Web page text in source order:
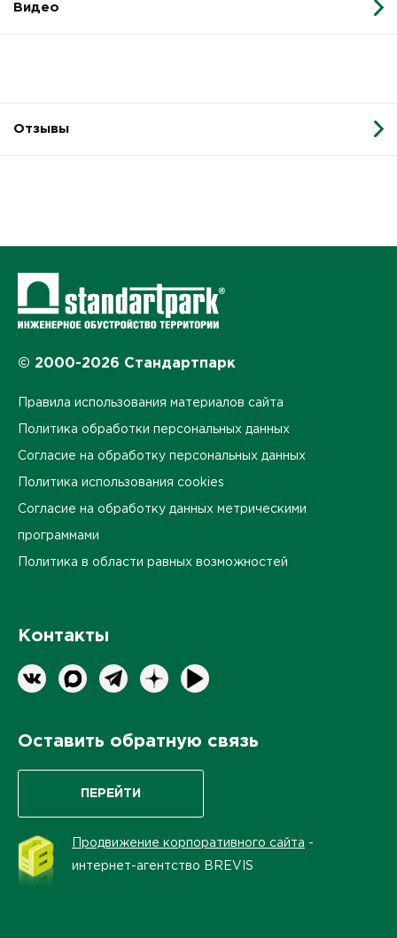
Видео
Отзывы
© 2000-2026 Стандартпарк
Правила использования материалов сайта
Политика обработки персональных данных
Согласие на обработку персональных данных
Политика использования cookies
Согласие на обработку данных метрическими
программами
Политика в области равных возможностей
Контакты
Оставить обратную связь
ПЕРЕЙТИ
Продвижение корпоративного сайта -
интернет-агентство BREVIS